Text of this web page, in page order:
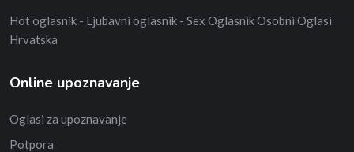
Hot oglasnik - Ljubavni oglasnik - Sex Oglasnik Osobni Oglasi
Hrvatska
Online upoznavanje
Oglasi za upoznavanje
Potpora